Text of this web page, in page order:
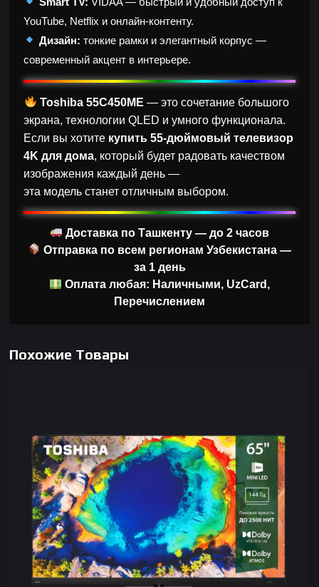
YouTube, Netflix и онлайн-контенту.
Дизайн: тонкие рамки и элегантный корпус —
современный акцент в интерьере.
Toshiba 55C450ME — это сочетание большого
экрана, технологии QLED и умного функционала.
Если вы хотите купить 55-дюймовый телевизор
4K для дома, который будет радовать качеством
изображения каждый день —
эта модель станет отличным выбором.
Доставка по Ташкенту — до 2 часов
Отправка по всем регионам Узбекистана —
за 1 день
Оплата любая: Наличными, UzCard,
Перечислением
Похожие Товары